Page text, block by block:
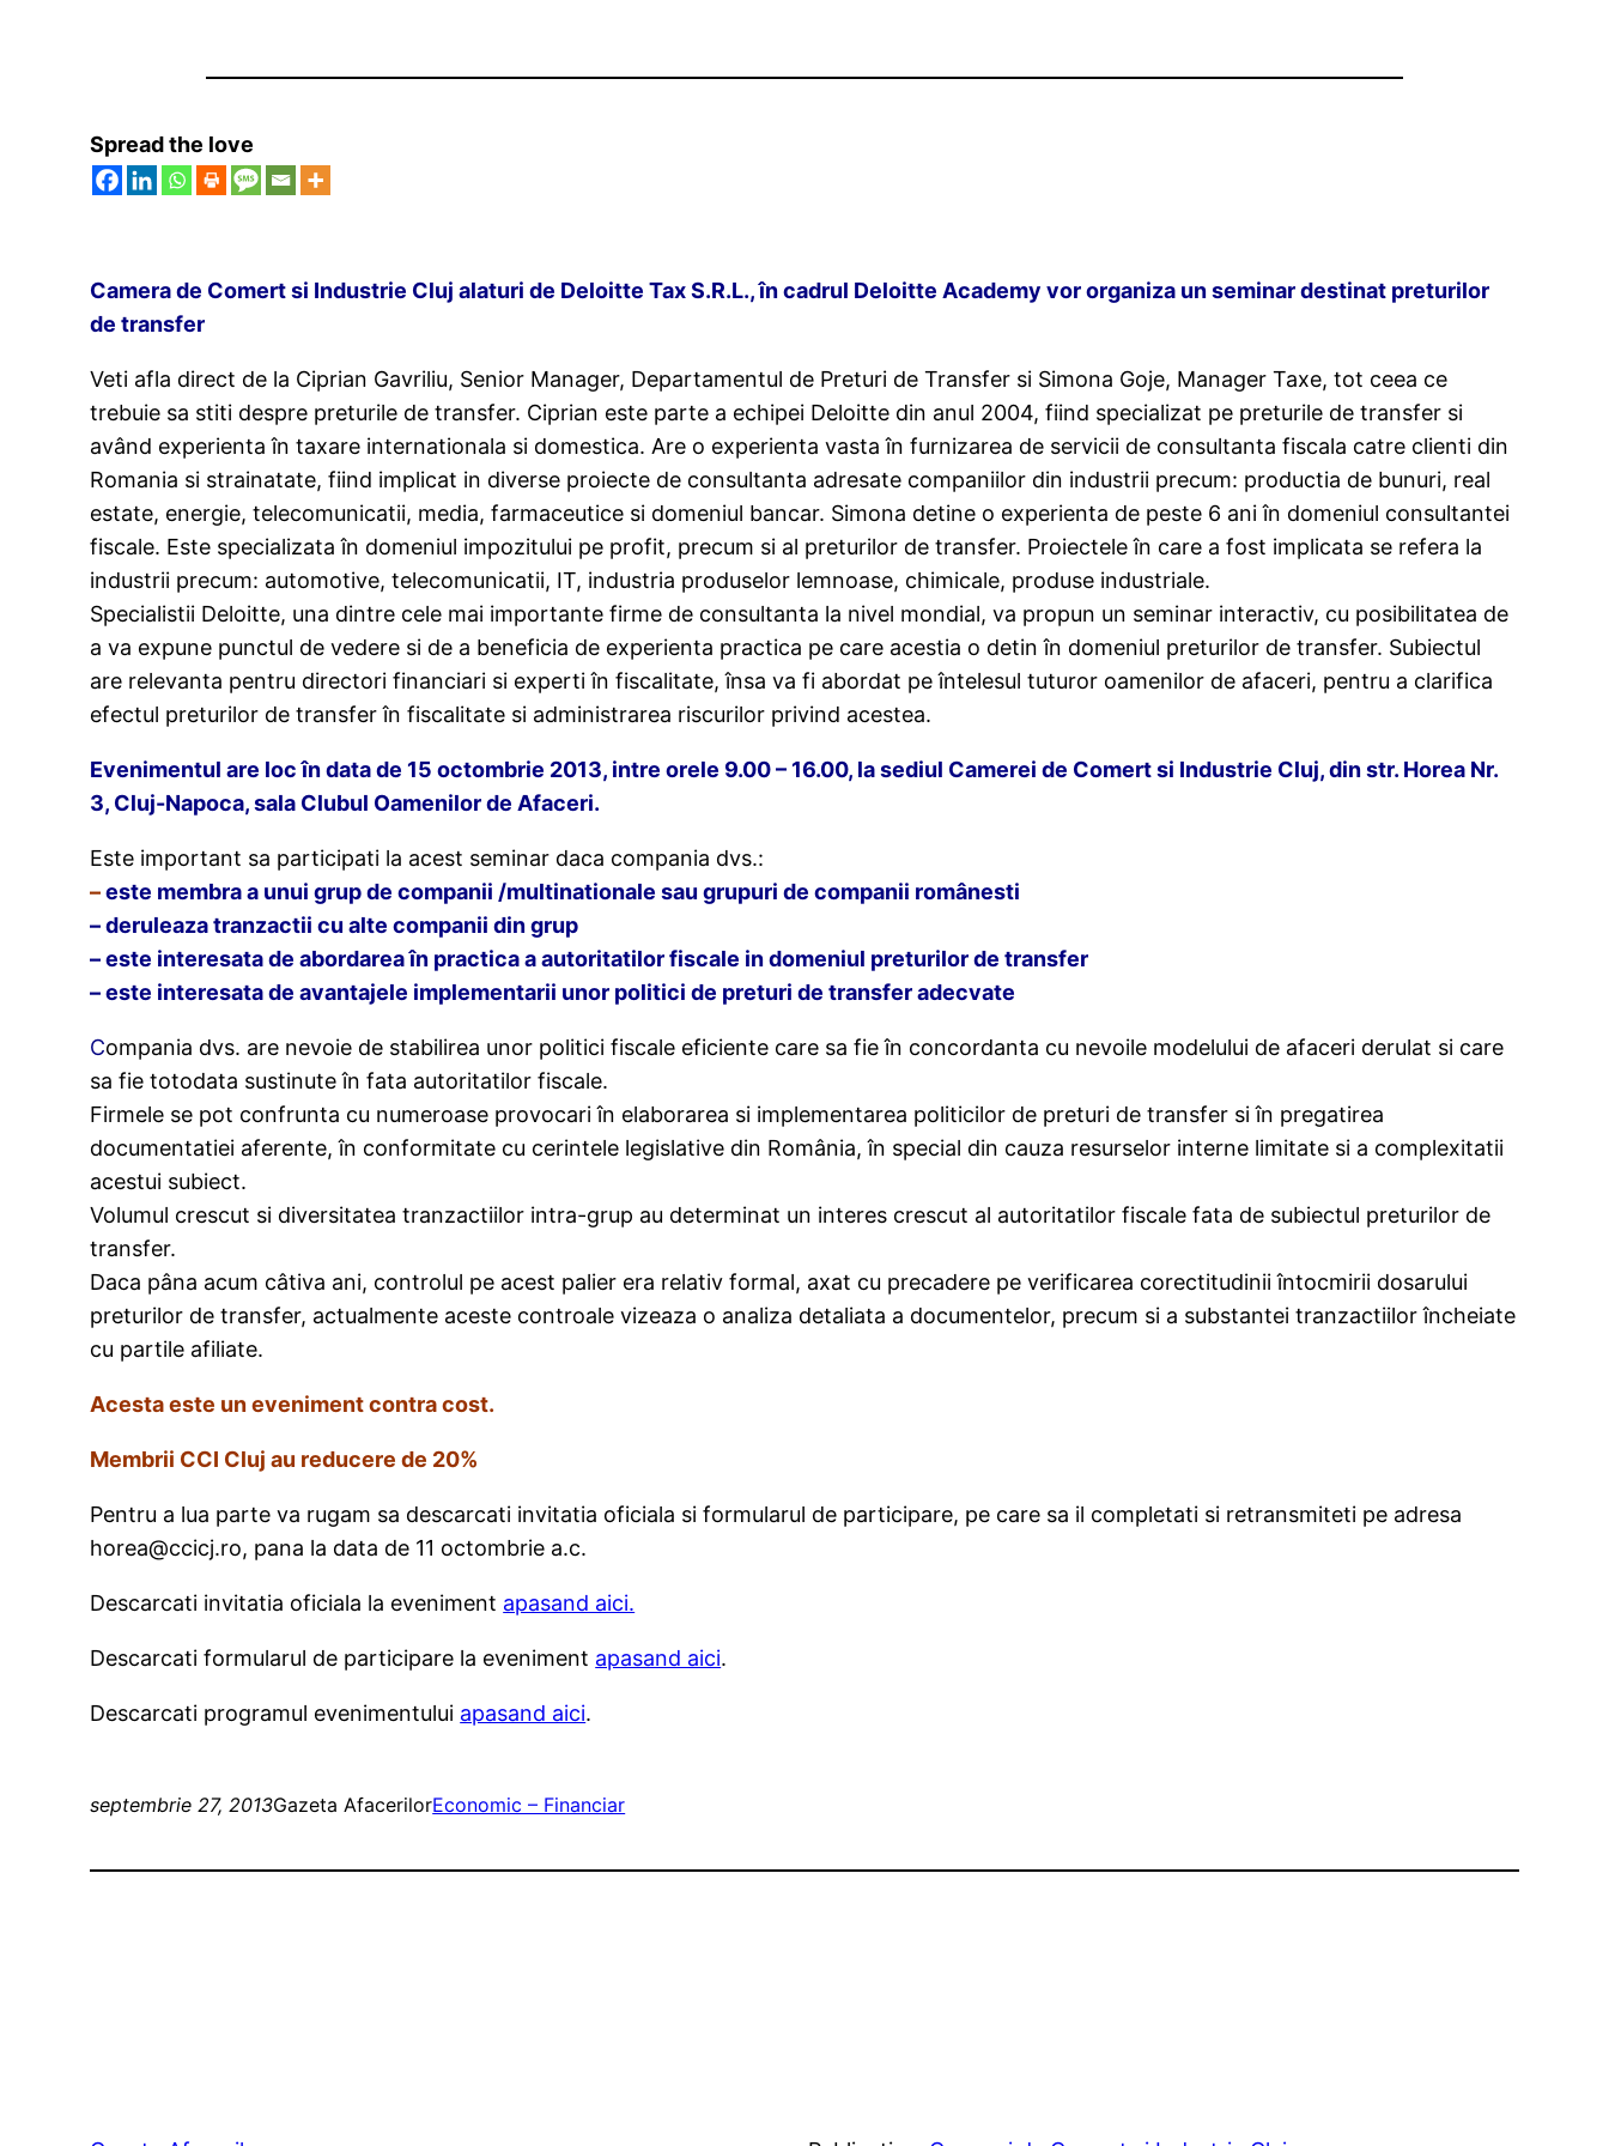
Spread the love
Camera de Comert si Industrie Cluj alaturi de Deloitte Tax S.R.L., în cadrul Deloitte Academy vor organiza un seminar destinat preturilor
de transfer
Veti afla direct de la Ciprian Gavriliu, Senior Manager, Departamentul de Preturi de Transfer si Simona Goje, Manager Taxe, tot ceea ce
trebuie sa stiti despre preturile de transfer. Ciprian este parte a echipei Deloitte din anul 2004, fiind specializat pe preturile de transfer si
având experienta în taxare internationala si domestica. Are o experienta vasta în furnizarea de servicii de consultanta fiscala catre clienti din
Romania si strainatate, fiind implicat in diverse proiecte de consultanta adresate companiilor din industrii precum: productia de bunuri, real
estate, energie, telecomunicatii, media, farmaceutice si domeniul bancar. Simona detine o experienta de peste 6 ani în domeniul consultantei
fiscale. Este specializata în domeniul impozitului pe profit, precum si al preturilor de transfer. Proiectele în care a fost implicata se refera la
industrii precum: automotive, telecomunicatii, IT, industria produselor lemnoase, chimicale, produse industriale.
Specialistii Deloitte, una dintre cele mai importante firme de consultanta la nivel mondial, va propun un seminar interactiv, cu posibilitatea de
a va expune punctul de vedere si de a beneficia de experienta practica pe care acestia o detin în domeniul preturilor de transfer. Subiectul
are relevanta pentru directori financiari si experti în fiscalitate, însa va fi abordat pe întelesul tuturor oamenilor de afaceri, pentru a clarifica
efectul preturilor de transfer în fiscalitate si administrarea riscurilor privind acestea.
Evenimentul are loc în data de 15 octombrie 2013, intre orele 9.00 – 16.00, la sediul Camerei de Comert si Industrie Cluj, din str. Horea Nr.
3, Cluj-Napoca, sala Clubul Oamenilor de Afaceri.
Este important sa participati la acest seminar daca compania dvs.:
–este membra a unui grup de companii /multinationale sau grupuri de companii românesti
– deruleaza tranzactii cu alte companii din grup
– este interesata de abordarea în practica a autoritatilor fiscale in domeniul preturilor de transfer
– este interesata de avantajele implementarii unor politici de preturi de transfer adecvate
Compania dvs. are nevoie de stabilirea unor politici fiscale eficiente care sa fie în concordanta cu nevoile modelului de afaceri derulat si care
sa fie totodata sustinute în fata autoritatilor fiscale.
Firmele se pot confrunta cu numeroase provocari în elaborarea si implementarea politicilor de preturi de transfer si în pregatirea
documentatiei aferente, în conformitate cu cerintele legislative din România, în special din cauza resurselor interne limitate si a complexitatii
acestui subiect.
Volumul crescut si diversitatea tranzactiilor intra-grup au determinat un interes crescut al autoritatilor fiscale fata de subiectul preturilor de
transfer.
Daca pâna acum câtiva ani, controlul pe acest palier era relativ formal, axat cu precadere pe verificarea corectitudinii întocmirii dosarului
preturilor de transfer, actualmente aceste controale vizeaza o analiza detaliata a documentelor, precum si a substantei tranzactiilor încheiate
cu partile afiliate.
Acesta este un eveniment contra cost.
Membrii CCI Cluj au reducere de 20%
Pentru a lua parte va rugam sa descarcati invitatia oficiala si formularul de participare, pe care sa il completati si retransmiteti pe adresa
horea@ccicj.ro, pana la data de 11 octombrie a.c.
Descarcati invitatia oficiala la eveniment apasand aici.
Descarcati formularul de participare la eveniment apasand aici.
Descarcati programul evenimentului apasand aici.
septembrie 27, 2013Gazeta AfacerilorEconomic – Financiar